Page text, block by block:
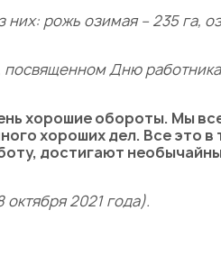
них: рожь озимая – 235 га,
Дню
хорошие обороты. Мы
хороших дел. Все это
достигают
2021 года).